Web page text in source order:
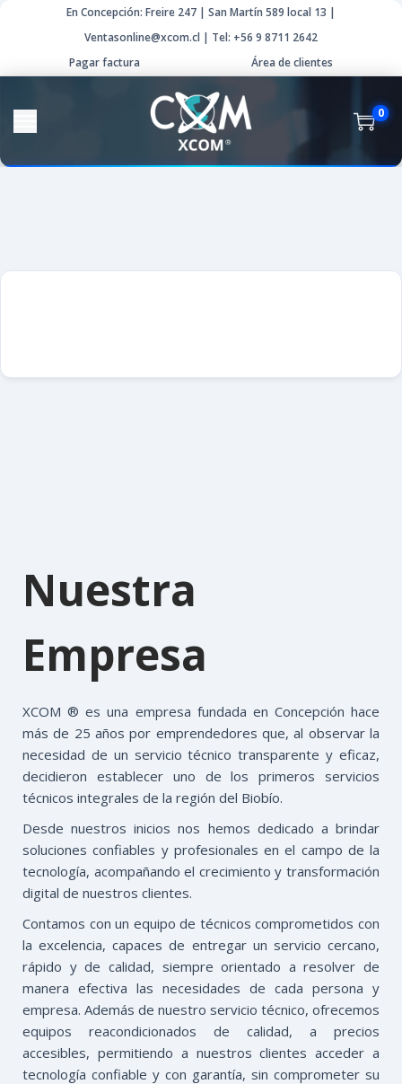
En Concepción: Freire 247 | San Martín 589 local 13 |
Ventasonline@xcom.cl | Tel: +56 9 8711 2642
Pagar factura
Área de clientes
0
Nuestra
Empresa
XCOM ® es una empresa fundada en Concepción hace
más de 25 años por emprendedores que, al observar la
necesidad de un servicio técnico transparente y eficaz,
decidieron establecer uno de los primeros servicios
técnicos integrales de la región del Biobío.
Desde nuestros inicios nos hemos dedicado a brindar
soluciones confiables y profesionales en el campo de la
tecnología, acompañando el crecimiento y transformación
digital de nuestros clientes.
Contamos con un equipo de técnicos comprometidos con
la excelencia, capaces de entregar un servicio cercano,
rápido y de calidad, siempre orientado a resolver de
manera efectiva las necesidades de cada persona y
empresa. Además de nuestro servicio técnico, ofrecemos
equipos reacondicionados de calidad, a precios
accesibles, permitiendo a nuestros clientes acceder a
tecnología confiable y con garantía, sin comprometer su